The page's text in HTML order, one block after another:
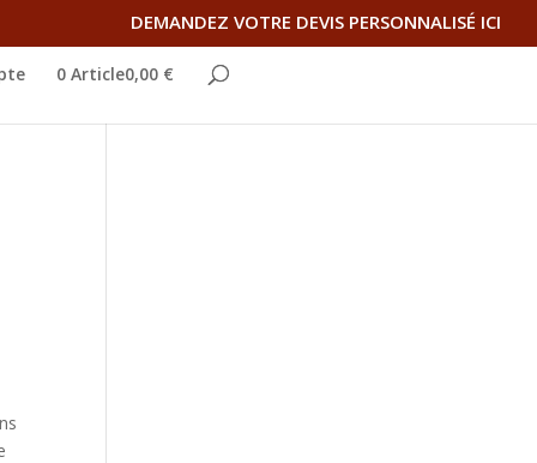
DEMANDEZ VOTRE DEVIS PERSONNALISÉ ICI
0 Article0,00 €